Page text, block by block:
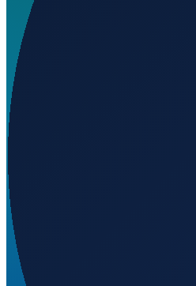
Wird geladen...
Vancouver